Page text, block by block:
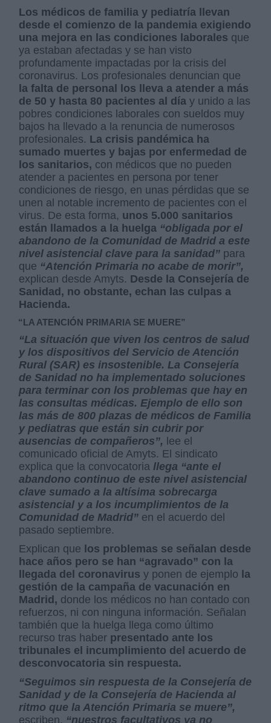
Los médicos de familia y pediatría llevan
desde el comienzo de la pandemia exigiendo
una mejora en las condiciones laborales que
ya estaban afectadas y se han visto
profundamente impactadas por la crisis del
coronavirus. Los profesionales denuncian que
la falta de personal los lleva a atender a más
de 50 y hasta 80 pacientes al día y unido a las
pobres condiciones laborales con sueldos muy
bajos ha llevado a la renuncia de numerosos
profesionales. La crisis pandémica ha
sumado muertes y bajas por enfermedad de
los sanitarios, con médicos que no pueden
atender a pacientes en persona por tener
condiciones de riesgo, en unas pérdidas que se
unen al notable incremento de pacientes con el
virus. De esta forma, unos 5.000 sanitarios
están llamados a la huelga “obligada por el
abandono de la Comunidad de Madrid a este
nivel asistencial clave para la sanidad” para
que “Atención Primaria no acabe de morir”,
explican desde Amyts. Desde la Consejería de
Sanidad, no obstante, echan las culpas a
Hacienda.
“LA ATENCIÓN PRIMARIA SE MUERE”
“La situación que viven los centros de salud
y los dispositivos del Servicio de Atención
Rural (SAR) es insostenible. La Consejería
de Sanidad no ha implementado soluciones
para terminar con los problemas que hay en
las consultas médicas. Ejemplo de ello son
las más de 800 plazas de médicos de Familia
y pediatras que están sin cubrir por
ausencias de compañeros”, lee el
comunicado oficial de Amyts. El sindicato
explica que la convocatoria llega “ante el
abandono continuo de este nivel asistencial
clave sumado a la altísima sobrecarga
asistencial y a los incumplimientos de la
Comunidad de Madrid” en el acuerdo del
pasado septiembre.
Explican que los problemas se señalan desde
hace años pero se han “agravado” con la
llegada del coronavirusy ponen de ejemplo la
gestión de la campaña de vacunación en
Madrid, donde los médicos no han contado con
refuerzos, ni con ninguna información. Señalan
también que la huelga llega como último
recurso tras haber presentado ante los
tribunales el incumplimiento del acuerdo de
desconvocatoria sin respuesta.
“Seguimos sin respuesta de la Consejería de
Sanidad y de la Consejería de Hacienda al
ritmo que la Atención Primaria se muere”,
escriben, “nuestros facultativos ya no